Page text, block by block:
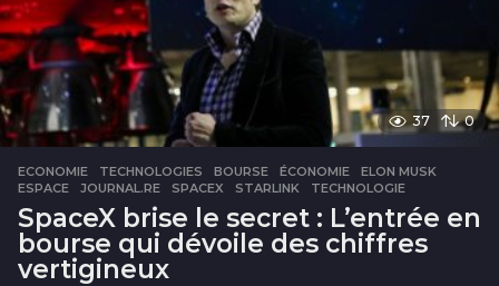
37 0
ECONOMIE ,TECHNOLOGIES BOURSE ,ÉCONOMIE ,ELON MUSK
ESPACE
,JOURNAL.RE ,SPACEX ,STARLINK ,TECHNOLOGIE
SpaceX brise le secret : L’entrée en
bourse qui dévoile des chiffres
vertigineux